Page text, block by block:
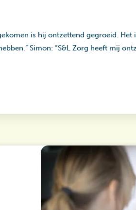
is hij ontzettend gegroeid. Het
Simon: “S&L Zorg heeft mij